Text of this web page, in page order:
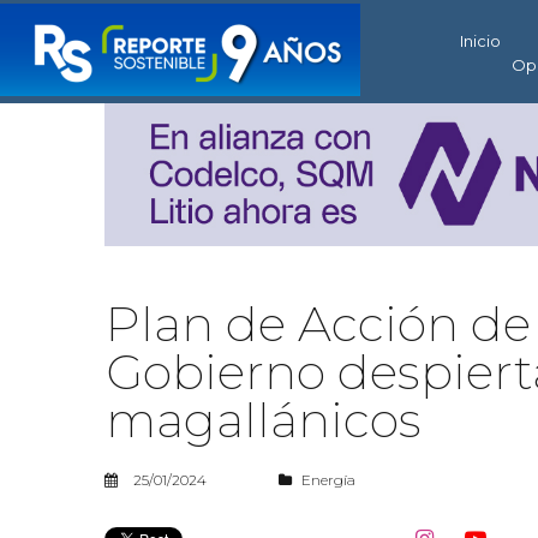
Inicio
Plan de Acción
Gobierno
magallánicos
25/01/2024 Energía